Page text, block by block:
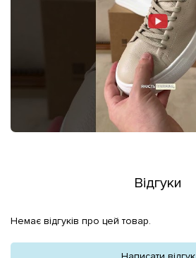
Відгуки
Немає відгуків про цей товар.